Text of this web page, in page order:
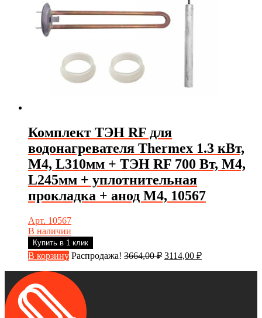
Комплект ТЭН RF для
водонагревателя Thermex 1.3 кВт,
М4, L310мм + ТЭН RF 700 Вт, М4,
L245мм + уплотнительная
прокладка + анод М4, 10567
Арт. 10567
В наличии
Купить в 1 клик
В корзину Распродажа! 3664,00₽ Первоначальная
составляла
3114,00 ₽Текущая